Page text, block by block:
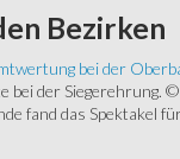
Bezirken
bei der
bei der Siegerehrung.
fand das Spektakel